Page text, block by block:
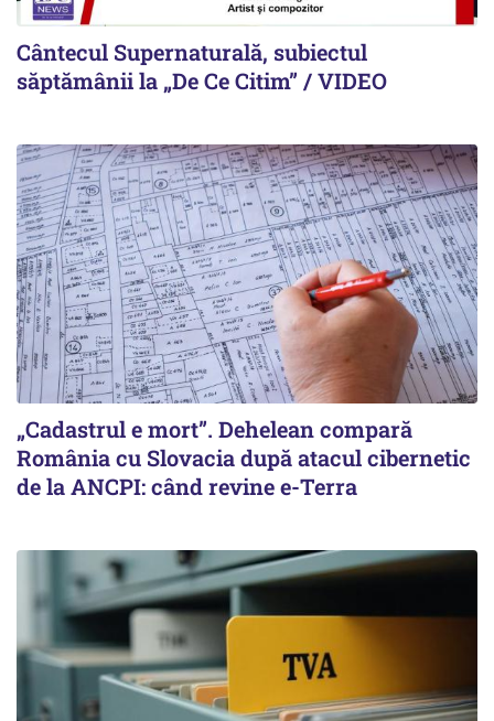
Cântecul Supernaturală, subiectul
săptămânii la „De Ce Citim” / VIDEO
„Cadastrul e mort”. Dehelean compară
România cu Slovacia după atacul cibernetic
de la ANCPI: când revine e-Terra